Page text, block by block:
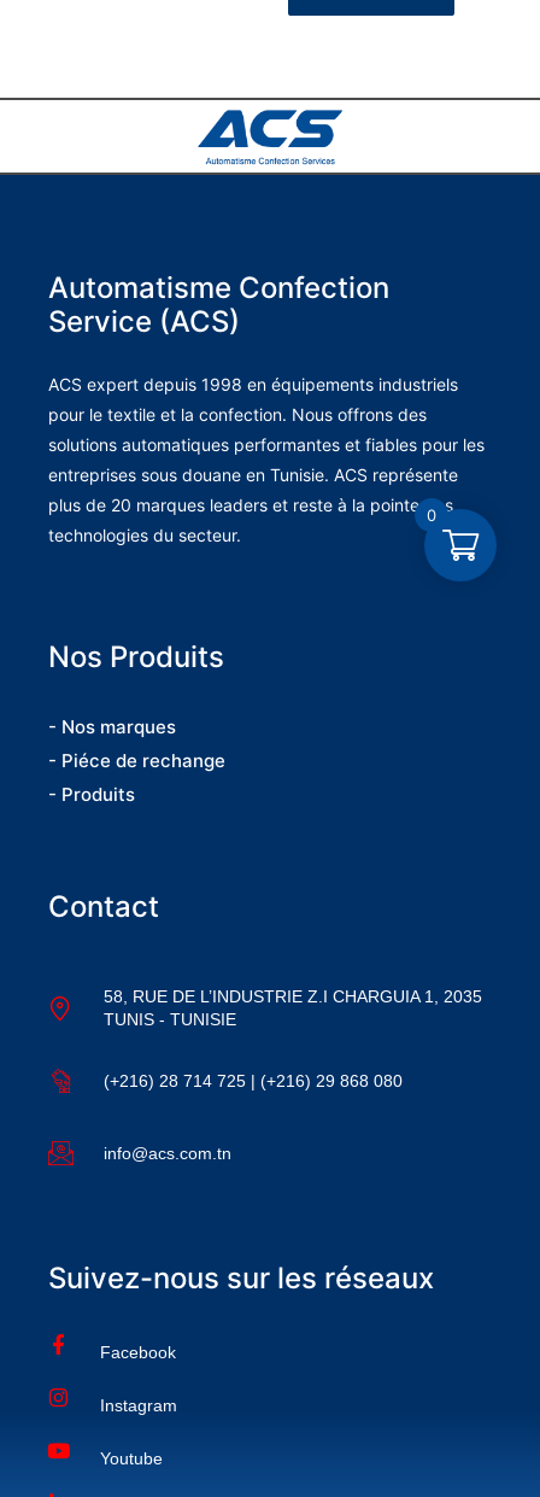
Automatisme Confection
Service (ACS)
ACS expert depuis 1998 en équipements industriels
pour le textile et la confection. Nous offrons des
solutions automatiques performantes et fiables pour les
entreprises sous douane en Tunisie. ACS représente
plus de 20 marques leaders et reste à la pointe des
technologies du secteur.
Nos Produits
- Nos marques
- Piéce de rechange
- Produits
Contact
58, RUE DE L’INDUSTRIE Z.I CHARGUIA 1, 2035
TUNIS - TUNISIE
(+216) 28 714 725 | (+216) 29 868 080
info@acs.com.tn
Suivez-nous sur les réseaux
Facebook
Instagram
Youtube
0